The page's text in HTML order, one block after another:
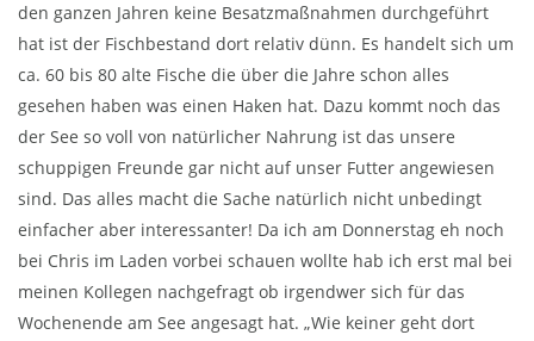
den ganzen Jahren keine Besatzmaßnahmen durchgeführt
hat ist der Fischbestand dort relativ dünn. Es handelt sich um
ca. 60 bis 80 alte Fische die über die Jahre schon alles
gesehen haben was einen Haken hat. Dazu kommt noch das
der See so voll von natürlicher Nahrung ist das unsere
schuppigen Freunde gar nicht auf unser Futter angewiesen
sind. Das alles macht die Sache natürlich nicht unbedingt
einfacher aber interessanter! Da ich am Donnerstag eh noch
bei Chris im Laden vorbei schauen wollte hab ich erst mal bei
meinen Kollegen nachgefragt ob irgendwer sich für das
Wochenende am See angesagt hat. „Wie keiner geht dort